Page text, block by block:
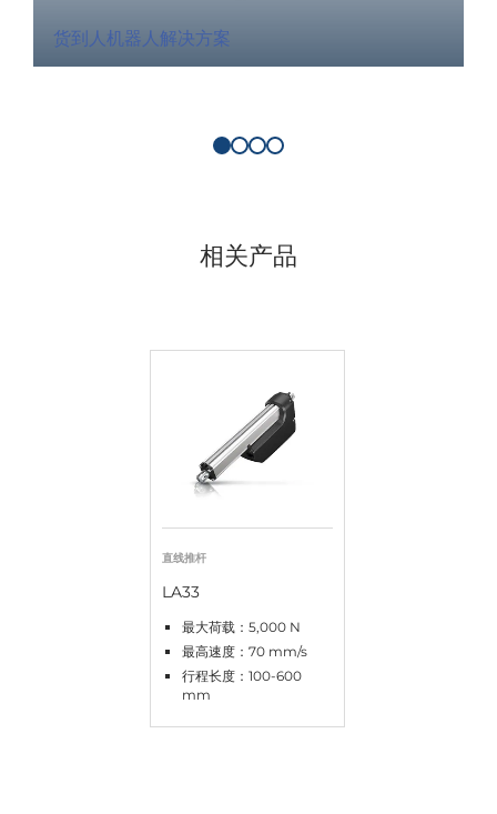
货到人机器人解决方案
相关产品
直线推杆
LA33
最大荷载：5,000 N
最高速度：70 mm/s
行程长度：100-600
mm